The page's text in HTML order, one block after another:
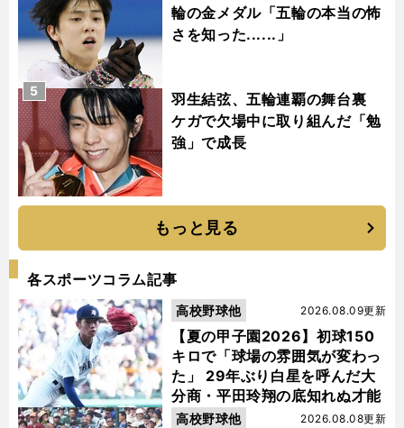
輪の金メダル「五輪の本当の怖
さを知った......」
羽生結弦、五輪連覇の舞台裏
ケガで欠場中に取り組んだ「勉
強」で成長
5
もっと見る
各スポーツコラム記事
【夏の甲子園2026】初球150
キロで「球場の雰囲気が変わっ
た」 29年ぶり白星を呼んだ大
分商・平田玲翔の底知れぬ才能
2026.08.09更新
高校野球他
2026.08.08更新
高校野球他